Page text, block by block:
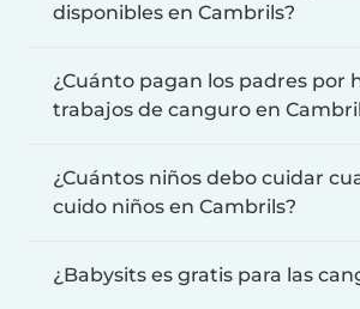
disponibles en Cambrils?
¿Cuánto pagan los padres por
trabajos de canguro en
¿Cuántos niños debo cuidar
cuido niños en Cambrils?
¿Babysits es gratis para las